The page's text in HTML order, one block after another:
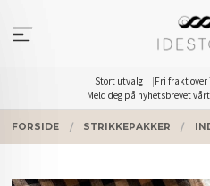
innholdet
Stort utvalg Fri frakt over
Meld deg på nyhetsbrevet
FORSIDE STRIKKEPAKKER